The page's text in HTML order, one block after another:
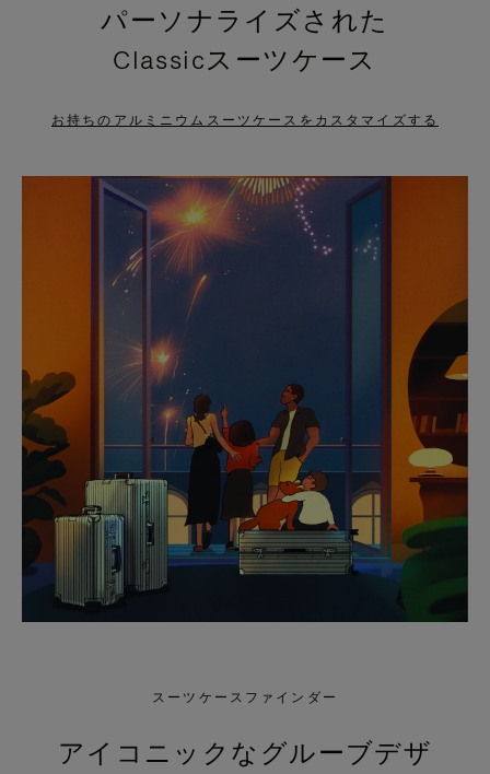
PRESS
PAUSE
PRESS
TO
UNMUTE
パーソナライズされた
Classicスーツケース
お持ちのアルミニウムスーツケースをカスタマイズする
スーツケースファインダー
アイコニックなグルーブデザ